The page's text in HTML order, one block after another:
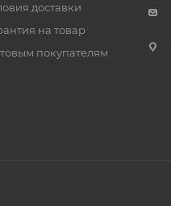
доставки
на товар
покупателям